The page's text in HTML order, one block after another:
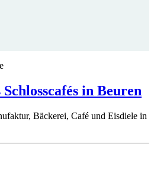
in Beuren
Bäckerei, Café und Eisdiele in